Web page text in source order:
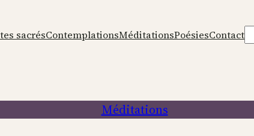
sacrésContemplationsMéditationsPoésiesContact
Méditations